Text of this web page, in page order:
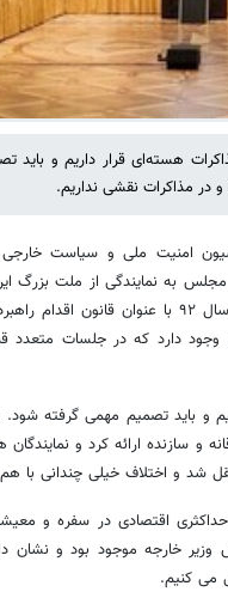
هسته‌ای قرار داریم و باید
در مذاکرات نقشی نداریم.
امنیت ملی و سیاست خارجی
مجلس به نمایندگی از ملت
مذاکرات وین دغدغه مندی دارد. قانون مترقی مصوب سال
دارد که در جلسات متعدد
و باید تصمیم مهمی گرفته
و سازنده ارائه کرد و
شد و اختلاف خیلی چندانی با
حداکثری اقتصادی در سفره و
وزیر خارجه موجود بود و
می کنیم.